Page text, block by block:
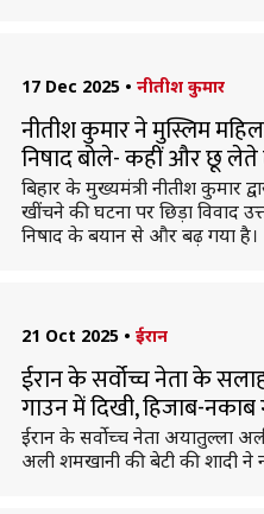
17 Dec 2025 • नीतीश कुमार
नीतीश कुमार ने मुस्लिम
निषाद बोले- कहीं और छू लेते
बिहार के मुख्यमंत्री नीतीश कुमार
खींचने की घटना पर छिड़ा विवाद
निषाद के बयान से और बढ़ गया है।
21 Oct 2025 • ईरान
ईरान के सर्वोच्च नेता के
गाउन में दिखी, हिजाब-
ईरान के सर्वोच्च नेता अयातुल्ला
अली शमखानी की बेटी की शादी ने